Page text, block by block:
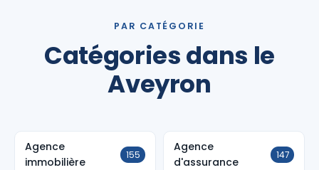
PAR CATÉGORIE
Catégories dans le
Aveyron
Agence
immobilière
155
Agence
d'assurance
147